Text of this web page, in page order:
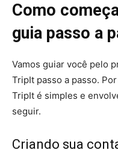
Como
guia passo a
Vamos guiar você pelo
TripIt passo a passo.
TripIt é simples e
seguir.
Criando sua